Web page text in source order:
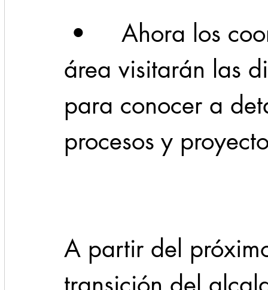
1 enero
área visitarán las
para conocer a
procesos
A partir del